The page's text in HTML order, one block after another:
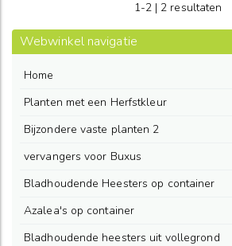
1-2 | 2 resultaten
Webwinkel navigatie
Home
Planten met een Herfstkleur
Bijzondere vaste planten 2
vervangers voor Buxus
Bladhoudende Heesters op container
Azalea's op container
Bladhoudende heesters uit vollegrond